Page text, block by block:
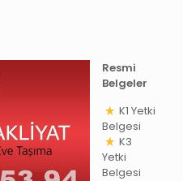
Resmi
Belgeler
K1 Yetki
Belgesi
K3
Yetki
Belgesi